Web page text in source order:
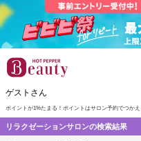
ゲストさん
ポイントが1%たまる！ ポイントはサロン予約でつかえ
リラクゼーションサロンの検索結果